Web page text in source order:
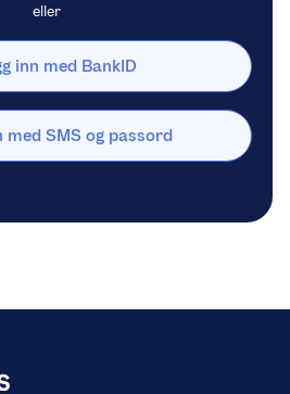
eller
inn med BankID
med SMS og passord